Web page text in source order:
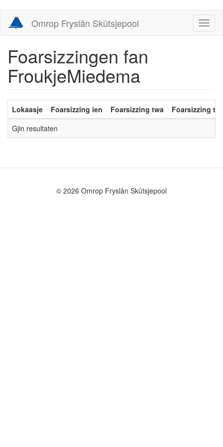
main
Omrop Fryslân Skûtsjepool
Foarsizzingen fan
FroukjeMiedema
Lokaasje Foarsizzing ien Foarsizzing twa
Foarsizzing
Gjin resultaten
© 2026 Omrop Fryslân Skûtsjepool